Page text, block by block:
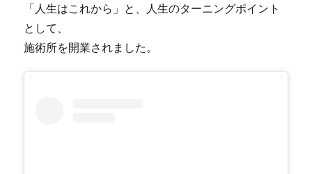
「人生はこれから」と、人生のターニングポイント
として、
施術所を開業されました。